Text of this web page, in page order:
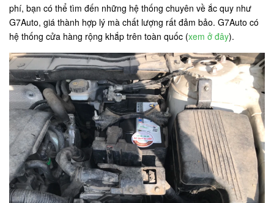
phí, bạn có thể tìm đến những hệ thống chuyên về ắc quy như
G7Auto, giá thành hợp lý mà chất lượng rất đảm bảo. G7Auto có
hệ thống cửa hàng rộng khắp trên toàn quốc (xem ở đây).